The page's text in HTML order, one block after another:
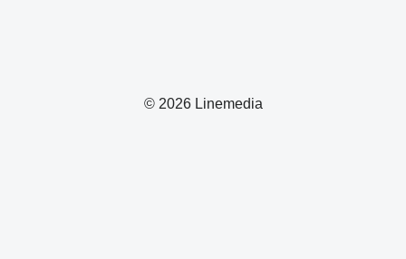
© 2026 Linemedia